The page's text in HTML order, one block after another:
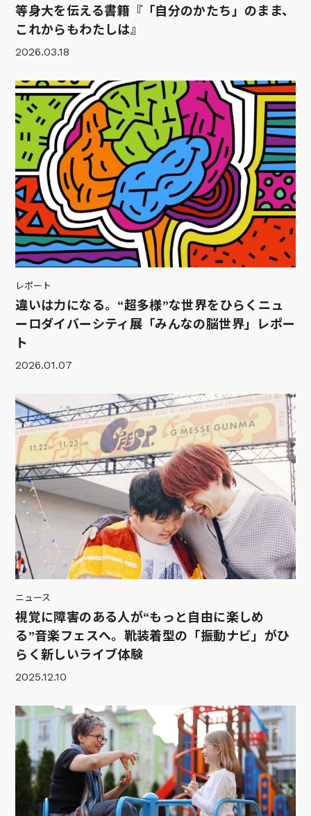
等身大を伝える書籍『「自分のかたち」のまま、
これからもわたしは』
2026.03.18
レポート
違いは力になる。“超多様”な世界をひらくニュ
ーロダイバーシティ展「みんなの脳世界」レポー
ト
2026.01.07
ニュース
視覚に障害のある人が“もっと自由に楽しめ
る”音楽フェスへ。靴装着型の「振動ナビ」がひ
らく新しいライブ体験
2025.12.10